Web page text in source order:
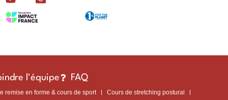
l'équipe FAQ
remise en forme & cours de sport Cours de stretching postural